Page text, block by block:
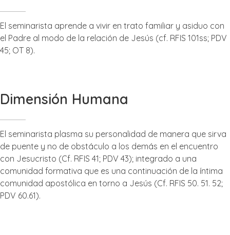
El seminarista aprende a vivir en trato familiar y asiduo con
el Padre al modo de la relación de Jesús (cf. RFIS 101ss; PDV
45; OT 8).
Dimensión Humana
El seminarista plasma su personalidad de manera que sirva
de puente y no de obstáculo a los demás en el encuentro
con Jesucristo (Cf. RFIS 41; PDV 43); integrado a una
comunidad formativa que es una continuación de la íntima
comunidad apostólica en torno a Jesús (Cf. RFIS 50. 51. 52;
PDV 60.61).